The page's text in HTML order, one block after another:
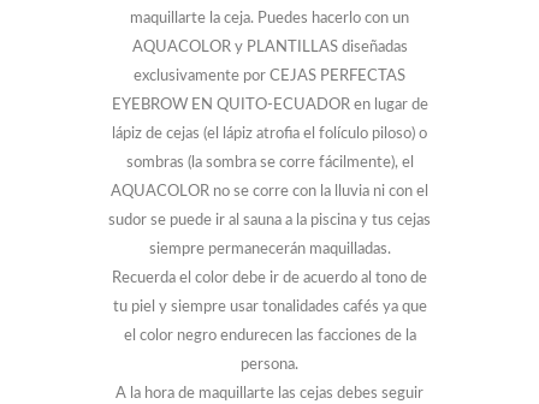
maquillarte la ceja. Puedes hacerlo con un
AQUACOLOR y PLANTILLAS diseñadas
exclusivamente por CEJAS PERFECTAS
EYEBROW EN QUITO-ECUADOR en lugar de
lápiz de cejas (el lápiz atrofia el folículo piloso) o
sombras (la sombra se corre fácilmente), el
AQUACOLOR no se corre con la lluvia ni con el
sudor se puede ir al sauna a la piscina y tus cejas
siempre permanecerán maquilladas.
Recuerda el color debe ir de acuerdo al tono de
tu piel y siempre usar tonalidades cafés ya que
el color negro endurecen las facciones de la
persona.
A la hora de maquillarte las cejas debes seguir